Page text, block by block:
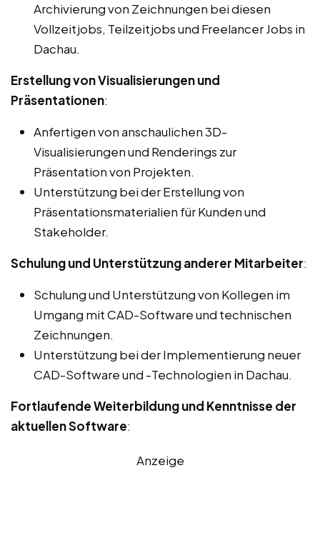
Archivierung von Zeichnungen bei diesen
Vollzeitjobs, Teilzeitjobs und Freelancer Jobs in
Dachau.
Erstellung von Visualisierungen und
Präsentationen:
Anfertigen von anschaulichen 3D-
Visualisierungen und Renderings zur
Präsentation von Projekten.
Unterstützung bei der Erstellung von
Präsentationsmaterialien für Kunden und
Stakeholder.
Schulung und Unterstützung anderer Mitarbeiter:
Schulung und Unterstützung von Kollegen im
Umgang mit CAD-Software und technischen
Zeichnungen.
Unterstützung bei der Implementierung neuer
CAD-Software und -Technologien in Dachau.
Fortlaufende Weiterbildung und Kenntnisse der
aktuellen Software:
Anzeige